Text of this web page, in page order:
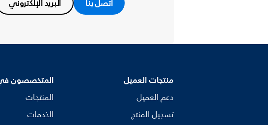
اتصل بنا البريد الإلكتروني
منتجات العميل
دعم العميل
تسجيل المنتج
المتخصصون في
المنتجات
الخدمات